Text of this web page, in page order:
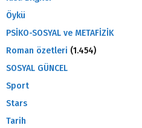
Öykü
PSİKO-SOSYAL ve METAFİZİK
Roman özetleri (1.454)
SOSYAL GÜNCEL
Sport
Stars
Tarih